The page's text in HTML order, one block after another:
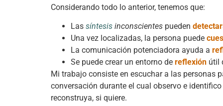
Considerando todo lo anterior, tenemos que:
Las síntesis inconscientes pueden
Una vez localizadas, la persona puede
La comunicación potenciadora ayuda a
Se puede crear un entorno de reflexión útil
Mi trabajo consiste en escuchar a las personas
conversación durante el cual observo e
reconstruya, si quiere.